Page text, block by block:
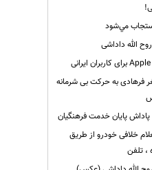
مي‌شود
الله داداشی
فرهادی به حرکت بی شرمانه
خلافی خودرو از طریق
، تلفن